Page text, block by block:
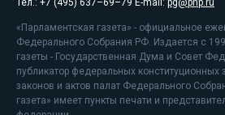
«Парламентская газета» - официальное
Федерального Собрания РФ. Издается с
газеты - Государственная Дума и Совет
публикатор федеральных
законов и актов палат Федерального
газета» имеет пункты печати и